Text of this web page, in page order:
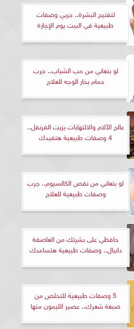
لتفتيح البشرة.. جربي وصفات
طبيعية في البيت يوم الإجازة
لو بتعاني من حب الشباب.. جرب
حمام بخار الوجه للعلاج
عالج الآلام والالتهابات بزيت القرنفل..
4 وصفات طبيعية هتفيدك
لو بتعاني من نقص الكالسيوم.. جرب
وصفات طبيعية للعلاج
حافظي على بشرتك من العاصفة
دانيال.. وصفات طبيعية هتساعدك
5 وصفات طبيعية للتخلص من
صبغة شعرك.. عصير الليمون منها